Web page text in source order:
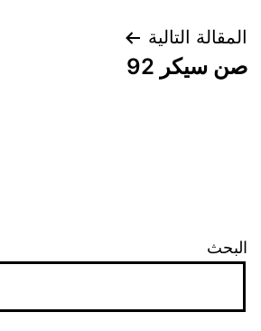
المقالة التالية
صن سيكر 92
البحث